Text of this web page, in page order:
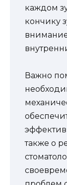
каждом
кончику
Важно
также о